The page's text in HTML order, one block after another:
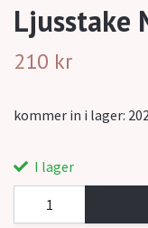
Ljusstake
210 kr
kommer in i lager:
I lager